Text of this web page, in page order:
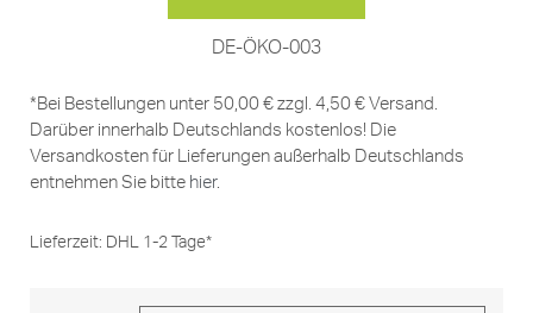
DE-ÖKO-003
*Bei Bestellungen unter 50,00 € zzgl. 4,50 € Versand.
Darüber innerhalb Deutschlands kostenlos! Die
Versandkosten für Lieferungen außerhalb Deutschlands
entnehmen Sie bitte hier.
Lieferzeit: DHL 1-2 Tage*